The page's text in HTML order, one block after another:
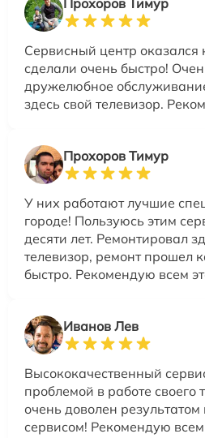
Сервисный центр оказался
сделали очень быстро!
дружелюбное
здесь свой телевизор.
Прохоров Тимур
У них работают лучшие
городе! Пользуюсь этим
десяти лет. Ремонтировал
телевизор, ремонт прошел
быстро. Рекомендую всем
Иванов Лев
Высококачественный
проблемой в работе своего
очень доволен
сервисом! Рекомендую